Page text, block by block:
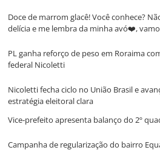
Doce de marrom glacê! Você conhece?
delícia e me lembra da minha avó❤️,
PL ganha reforço de peso em Roraima
federal Nicoletti
Nicoletti fecha ciclo no União Brasil e
estratégia eleitoral clara
Vice‑prefeito apresenta balanço do 2º
Campanha de regularização do bairro